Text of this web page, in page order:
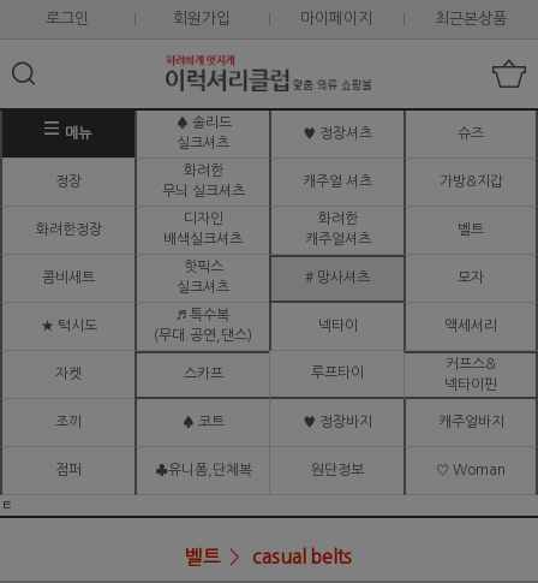
로그인 회원가입 마이페이지 최근본상품
메뉴
♠ 솔리드
실크셔츠
♥ 정장셔츠 슈즈
정장
화려한
무늬 실크셔츠
캐주얼 셔츠 가방&지갑
화려한정장
디자인
배색실크셔츠
화려한
캐주얼셔츠
벨트
콤비세트
핫픽스
실크셔츠
# 망사셔츠 모자
★ 턱시도
♬ 특수복
(무대.공연,댄스)
넥타이 액세서리
자켓 스카프 루프타이
커프스&
넥타이핀
조끼 ♠ 코트 ♥ 정장바지 캐주얼바지
점퍼 ♣유니폼,단체복 원단정보 ♡ Woman
ㅌ
벨트 casual belts